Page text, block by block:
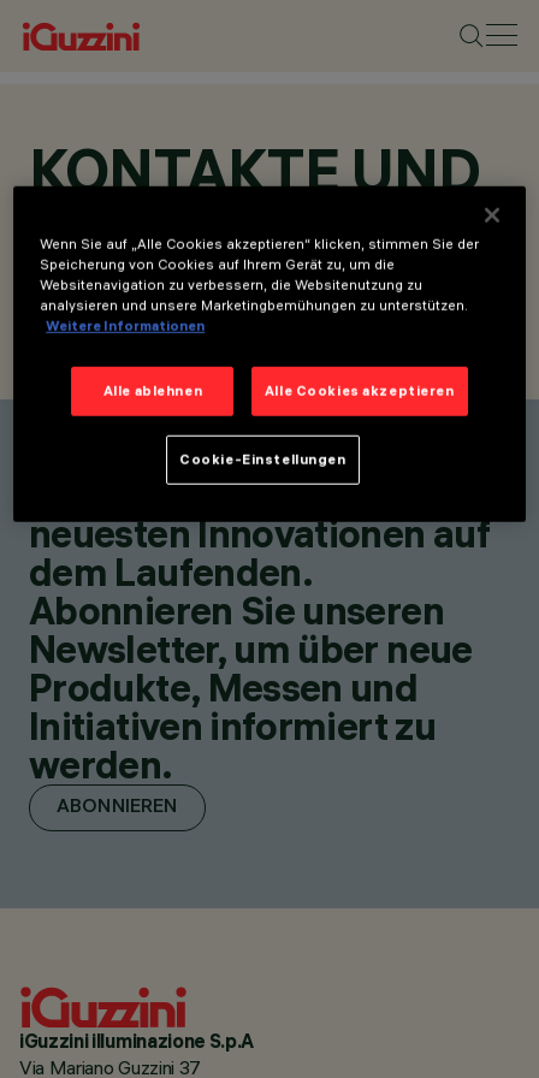
KONTAKTE UND
STANDORTE
KONTAKT SUCHEN ANFRAGE SENDEN
Einen Kontakt finden
Bleiben Sie über unsere
neuesten Innovationen auf
dem Laufenden.
Abonnieren Sie unseren
Newsletter, um über neue
Produkte, Messen und
Initiativen informiert zu
werden.
ABONNIEREN
iGuzzini illuminazione S.p.A
Via Mariano Guzzini 37
Wenn Sie auf „Alle Cookies akzeptieren“ klicken, stimmen Sie der
Speicherung von Cookies auf Ihrem Gerät zu, um die
Websitenavigation zu verbessern, die Websitenutzung zu
analysieren und unsere Marketingbemühungen zu unterstützen.
Weitere Informationen
Alle ablehnen Alle Cookies akzeptieren
Cookie-Einstellungen